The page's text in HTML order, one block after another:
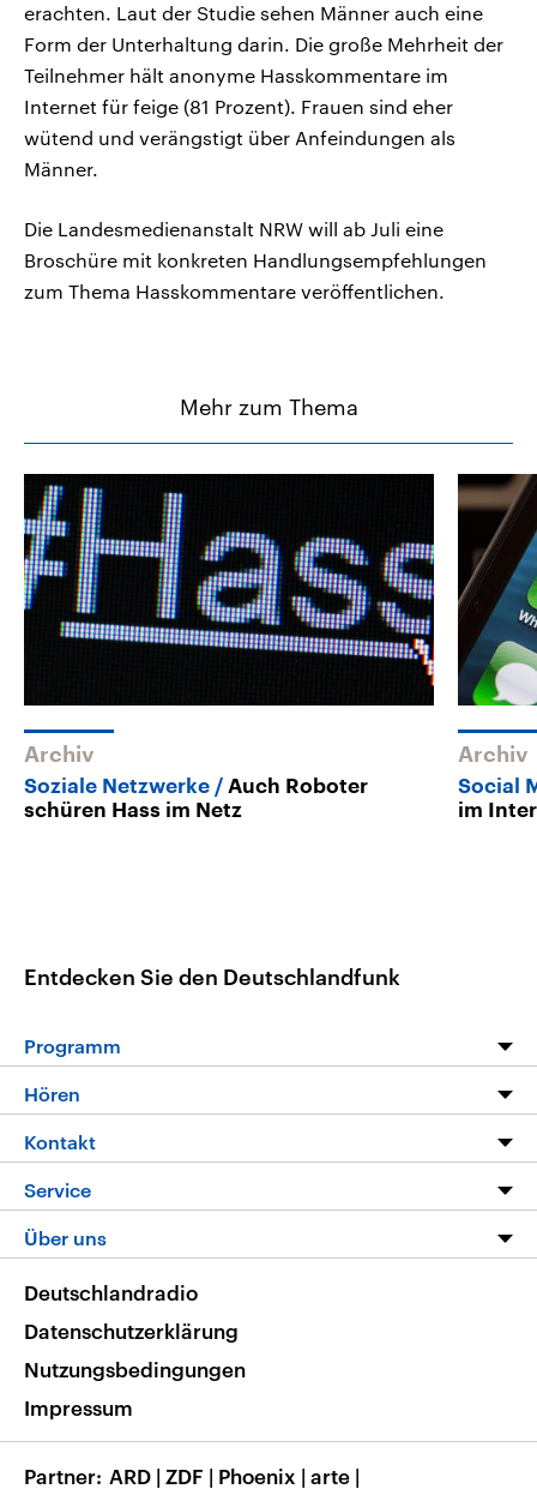
erachten. Laut der Studie sehen Männer auch eine
Form der Unterhaltung darin. Die große Mehrheit der
Teilnehmer hält anonyme Hasskommentare im
Internet für feige (81 Prozent). Frauen sind eher
wütend und verängstigt über Anfeindungen als
Männer.
Die Landesmedienanstalt NRW will ab Juli eine
Broschüre mit konkreten Handlungsempfehlungen
zum Thema Hasskommentare veröffentlichen.
Mehr zum Thema
Archiv
Soziale Netzwerke
Auch Roboter
schüren Hass im Netz
Archiv
Social
im
Entdecken Sie den Deutschlandfunk
Programm
Programm
Die Nachrichten
Nachrichtenleicht
Neue Beiträge auf dlf.de
Hören
Livestream
Podcasts
Deutschlandfunk App
Nachrichten App
Frequenzen
Kontakt
Hörerservice
Service
FAQ
Veranstaltungen
Musikliste
RSS
Über uns
Barrierefreiheit
Deutschlandradio
Datenschutzerklärung
Nutzungsbedingungen
Impressum
Partner ARD | ZDF | Phoenix | arte |